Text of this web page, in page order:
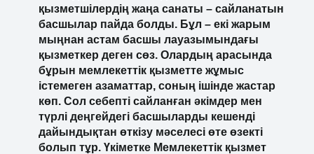
қызметшілердің жаңа санаты – сайланатын
басшылар пайда болды. Бұл – екі жарым
мыңнан астам басшы лауазымындағы
қызметкер деген сөз. Олардың арасында
бұрын мемлекеттік қызметте жұмыс
істемеген азаматтар, соның ішінде жастар
көп. Сол себепті сайланған әкімдер мен
түрлі деңгейдегі басшыларды кешенді
дайындықтан өткізу мәселесі өте өзекті
болып тұр. Үкіметке Мемлекеттік қызмет